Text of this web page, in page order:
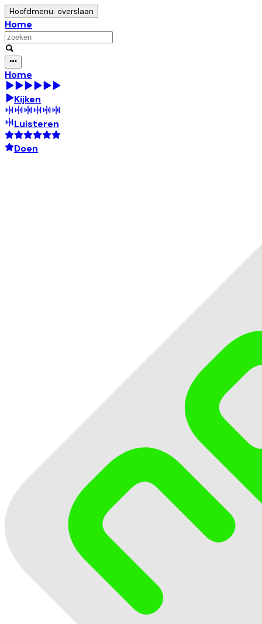
Hoofdmenu: overslaan
Home
Home
Kijken
Luisteren
Doen